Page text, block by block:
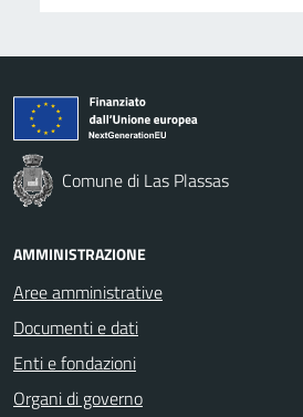
Comune di Las Plassas
AMMINISTRAZIONE
Aree amministrative
Documenti e dati
Enti e fondazioni
Organi di governo